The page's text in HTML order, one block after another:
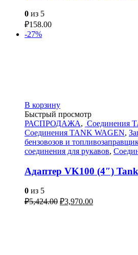
0 из 5
₽158.00
-27%
В корзину
Быстрый просмотр
РАСПРОДАЖА, Соединения
Соединения TANK WAGEN,
бензовозов и
соединения для рукавов,
Адаптер VK100 (4″)
0 из 5
₽5,424.00 ₽3,970.00